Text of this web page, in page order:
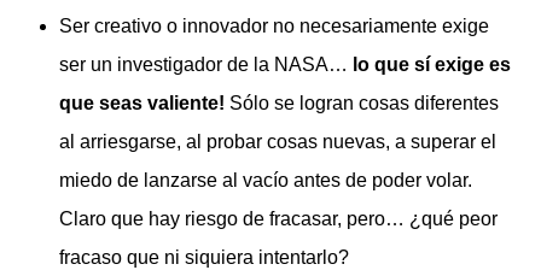
Ser creativo o innovador no necesariamente exige
ser un investigador de la NASA… lo que sí exige es
que seas valiente! Sólo se logran cosas diferentes
al arriesgarse, al probar cosas nuevas, a superar el
miedo de lanzarse al vacío antes de poder volar.
Claro que hay riesgo de fracasar, pero… ¿qué peor
fracaso que ni siquiera intentarlo?